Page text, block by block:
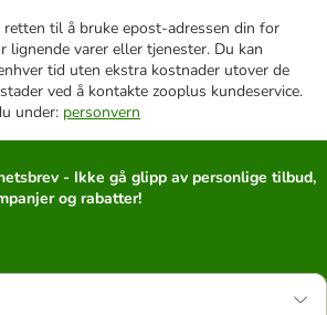
til å bruke epost-adressen din for
lignende varer eller tjenester. Du kan
tid uten ekstra kostnader utover de
ved å kontakte zooplus kundeservice.
under: personvern
- Ikke gå glipp av personlige tilbud,
og rabatter!